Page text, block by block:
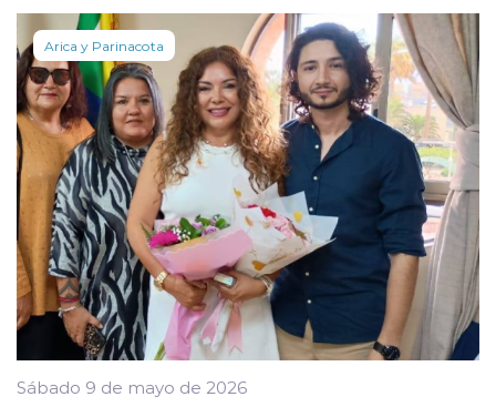
Arica y Parinacota
Sábado 9 de mayo de 2026